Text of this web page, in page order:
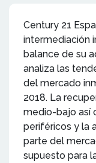
Century 21
intermediación
balance de su
analiza las
del mercado
2018. La
medio-bajo así
periféricos y la
parte del
supuesto para